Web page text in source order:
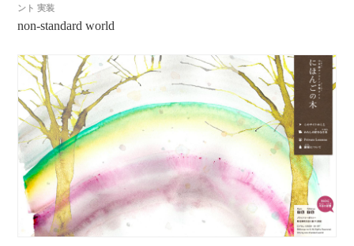
ント 実装
non-standard world